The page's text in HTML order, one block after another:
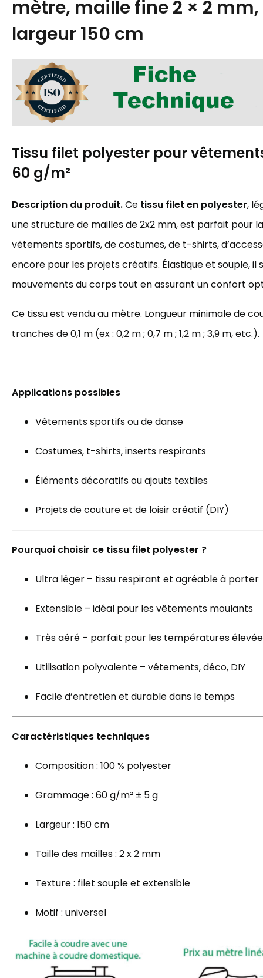
mètre, maille fine 2 × 2
largeur 150 cm
Tissu filet polyester pour
60 g/m²
Description du produit.Ce tissu filet en polyester,
une structure de mailles de 2x2 mm, est parfait pour
vêtements sportifs, de costumes, de t-shirts,
encore pour les projets créatifs. Élastique et souple, il
mouvements du corps tout en assurant un confort
Ce tissu est vendu au mètre. Longueur minimale de
tranches de 0,1 m (ex : 0,2 m ; 0,7 m ; 1,2 m ; 3,9 m, etc.).
Applications possibles
Vêtements sportifs ou de danse
Costumes, t-shirts, inserts respirants
Éléments décoratifs ou ajouts textiles
Projets de couture et de loisir créatif (DIY)
Pourquoi choisir ce tissu filet polyester ?
Ultra léger – tissu respirant et agréable à porter
Extensible – idéal pour les vêtements moulants
Très aéré – parfait pour les températures
Utilisation polyvalente – vêtements, déco, DIY
Facile d’entretien et durable dans le temps
Caractéristiques techniques
Composition : 100 % polyester
Grammage : 60 g/m² ± 5 g
Largeur : 150 cm
Taille des mailles : 2 x 2 mm
Texture : filet souple et extensible
Motif : universel